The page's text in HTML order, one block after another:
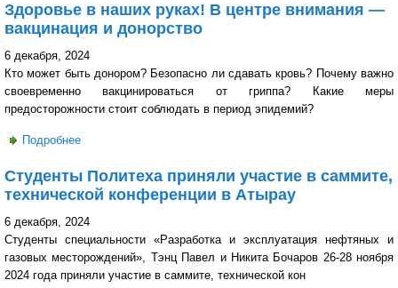
Здоровье в наших руках! В центре внимания —
вакцинация и донорство
6 декабря, 2024
Кто может быть донором? Безопасно ли сдавать кровь? Почему важно
своевременно вакцинироваться от гриппа? Какие меры
предосторожности стоит соблюдать в период эпидемий?
Подробнее
Студенты Политеха приняли участие в саммите,
технической конференции в Атырау
6 декабря, 2024
Студенты специальности «Разработка и эксплуатация нефтяных и
газовых месторождений», Тэнц Павел и Никита Бочаров 26-28 ноября
2024 года приняли участие в саммите, технической кон